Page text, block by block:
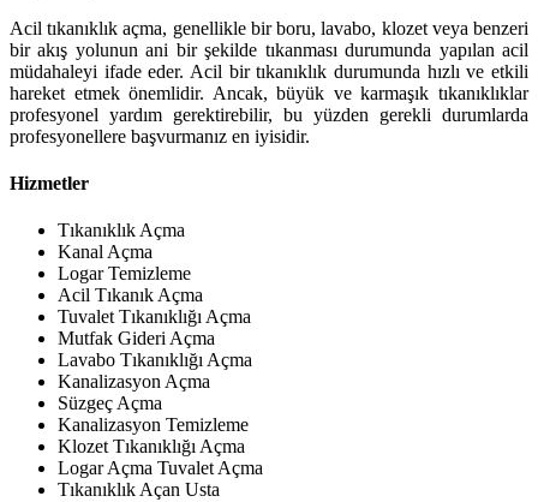
Acil tıkanıklık açma, genellikle bir boru, lavabo, klozet veya benzeri
bir akış yolunun ani bir şekilde tıkanması durumunda yapılan acil
müdahaleyi ifade eder. Acil bir tıkanıklık durumunda hızlı ve etkili
hareket etmek önemlidir. Ancak, büyük ve karmaşık tıkanıklıklar
profesyonel yardım gerektirebilir, bu yüzden gerekli durumlarda
profesyonellere başvurmanız en iyisidir.
Hizmetler
Tıkanıklık Açma
Kanal Açma
Logar Temizleme
Acil Tıkanık Açma
Tuvalet Tıkanıklığı Açma
Mutfak Gideri Açma
Lavabo Tıkanıklığı Açma
Kanalizasyon Açma
Süzgeç Açma
Kanalizasyon Temizleme
Klozet Tıkanıklığı Açma
Logar Açma Tuvalet Açma
Tıkanıklık Açan Usta